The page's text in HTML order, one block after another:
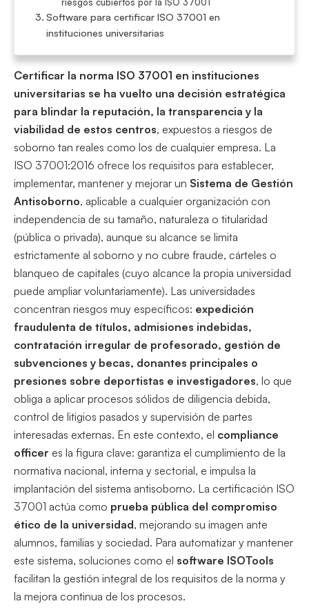
Software para certificar ISO 37001 en
instituciones universitarias
Certificar la norma ISO 37001 en instituciones
universitarias se ha vuelto una decisión estratégica
para blindar la reputación, la transparencia y la
viabilidad de estos centros, expuestos a riesgos de
soborno tan reales como los de cualquier empresa. La
ISO 37001:2016 ofrece los requisitos para establecer,
implementar, mantener y mejorar un Sistema de Gestión
Antisoborno, aplicable a cualquier organización con
independencia de su tamaño, naturaleza o titularidad
(pública o privada), aunque su alcance se limita
estrictamente al soborno y no cubre fraude, cárteles o
blanqueo de capitales (cuyo alcance la propia universidad
puede ampliar voluntariamente). Las universidades
concentran riesgos muy específicos: expedición
fraudulenta de títulos, admisiones indebidas,
contratación irregular de profesorado, gestión de
subvenciones y becas, donantes principales o
presiones sobre deportistas e investigadores, lo que
obliga a aplicar procesos sólidos de diligencia debida,
control de litigios pasados y supervisión de partes
interesadas externas. En este contexto, el compliance
officer es la figura clave: garantiza el cumplimiento de la
normativa nacional, interna y sectorial, e impulsa la
implantación del sistema antisoborno. La certificación ISO
37001 actúa como prueba pública del compromiso
ético de la universidad, mejorando su imagen ante
alumnos, familias y sociedad. Para automatizar y mantener
este sistema, soluciones como el software ISOTools
facilitan la gestión integral de los requisitos de la norma y
la mejora continua de los procesos.